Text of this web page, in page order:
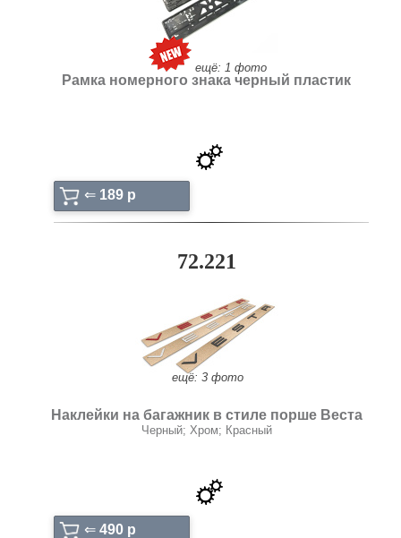
ещё: 1 фото
Рамка номерного знака черный пластик
⇐ 189 p
72.221
ещё: 3 фото
Наклейки на багажник в стиле порше Веста
Черный; Хром; Красный
⇐ 490 p